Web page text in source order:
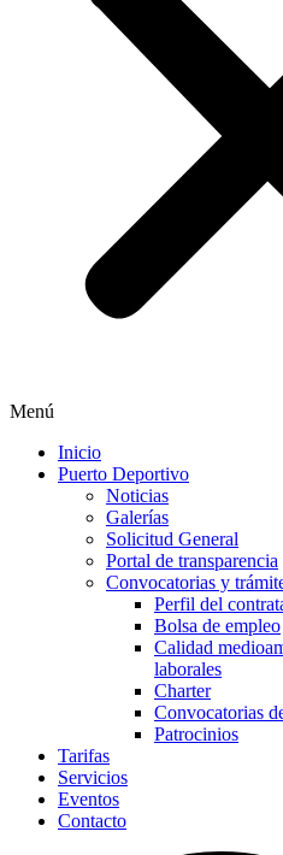
Menú
Inicio
Puerto Deportivo
Noticias
Galerías
Solicitud General
Portal de transparencia
Convocatorias y
Perfil del
Bolsa de empleo
Calidad
laborales
Charter
Convocatorias
Patrocinios
Tarifas
Servicios
Eventos
Contacto